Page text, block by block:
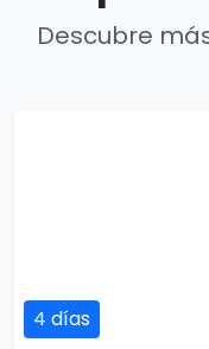
Descubre
4 días